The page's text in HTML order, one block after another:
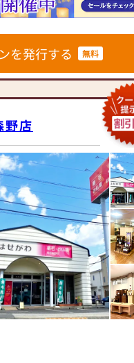
を発行する 無料
野店